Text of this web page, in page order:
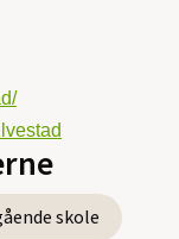
skole